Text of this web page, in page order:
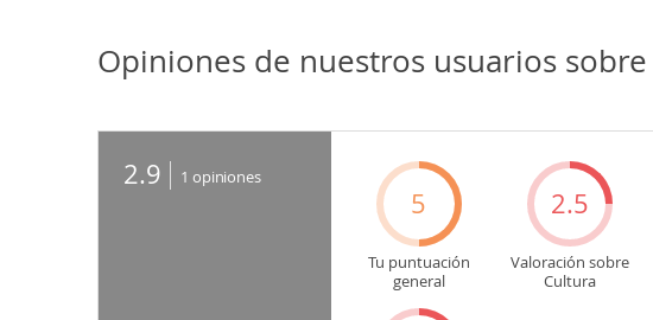
Opiniones de nuestros usuarios sobre
2.9 1 opiniones
5
Tu puntuación
general
2.5
Valoración sobre
Cultura